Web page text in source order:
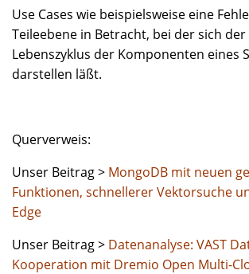
Use Cases wie beispielsweise eine
Teileebene in Betracht, bei der sich
Lebenszyklus der Komponenten eines
darstellen läßt.
Querverweis:
Unser Beitrag > MongoDB mit neuen
Funktionen, schnellerer Vektorsuche
Edge
Unser Beitrag > Datenanalyse: VAST
Kooperation mit Dremio Open Multi-